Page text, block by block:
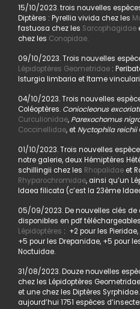
15/10/2023. trois nouvelles
Diptères : Pyrellia vivida chez les
fastuosa chez les Sarcophagidae
chez les Conopidae.
09/10/2023. Trois nouvelles
Lépidoptères Geometridae:
Isturgia limbaria et Itame
04/10/2023. Trois nouvelles
Coléoptères. Coniocleonus
Curculionidae, Parexochomus
Coccinellidae, et Nyctophila reichii
01/10/2023. Trois nouvelles
notre galerie, deux Hémiptères
schillingii chez les Rhopalidaeet
Rhyparochromidae, ainsi qu’un
Idaea filicata (c’est la 23ème
05/09/2023. De nouvelles clés
disponibles en pdf
Lépidoptères : +2 pour les
+5 pour les Drepanidae, +5 pour
Noctuidae.
31/08/2023. Douze nouvelles
chez les Lépidoptères
et une chez les Diptères
aujourd’hui 1751 espèces